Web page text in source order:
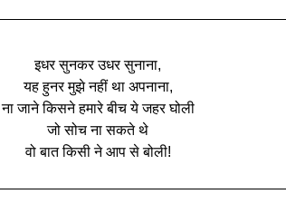
इधर सुनकर उधर सुनाना,
यह हुनर मुझे नहीं था अपनाना,
ना जाने किसने हमारे बीच ये जहर घोली
जो सोच ना सकते थे
वो बात किसी ने आप से बोली!